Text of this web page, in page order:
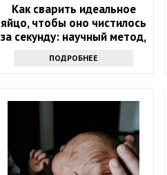
Как сварить идеальное
яйцо, чтобы оно чистилось
за секунду: научный метод,
основанный на физике
ПОДРОБНЕЕ